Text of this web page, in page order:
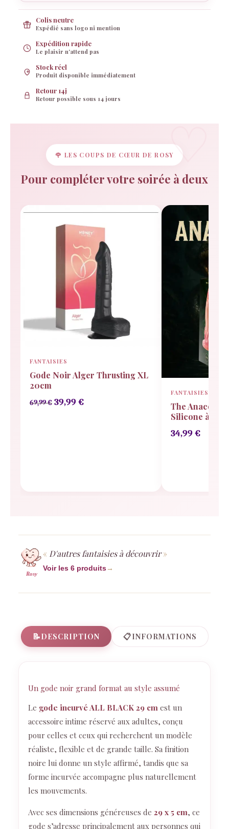
Colis neutre
Expédié sans logo ni mention
Expédition rapide
Le plaisir n'attend pas
Stock réel
Produit disponible immédiatement
Retour 14j
Retour possible sous 14 jours
🌹 LES COUPS DE CŒUR DE ROSY
Pour compléter votre soirée à deux
FANTAISIES
Gode Noir Alger Thrusting XL
20cm
69,99€ Le
39,99€
FANTAISIES
The
Silicone à
34,99€
Rosy
D'autres fantaisies à découvrir
Voir les 6 produits →
📝DESCRIPTION 📋INFORMATIONS
Un gode noir grand format au style assumé
Le gode incurvé ALL BLACK 29 cm est un
accessoire intime réservé aux adultes, conçu
pour celles et ceux qui recherchent un modèle
réaliste, flexible et de grande taille. Sa finition
noire lui donne un style affirmé, tandis que sa
forme incurvée accompagne plus naturellement
les mouvements.
Avec ses dimensions généreuses de 29 x 5 cm, ce
gode s’adresse principalement aux personnes qui